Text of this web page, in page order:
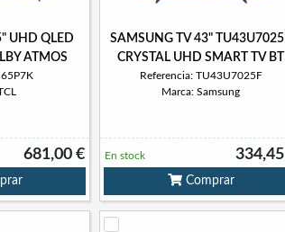
UHD QLED
ATMOS
681,00 €
SAMSUNG TV 43"
CRYSTAL UHD SMART TV BT
Referencia: TU43U7025F
Marca: Samsung
En stock
Comprar